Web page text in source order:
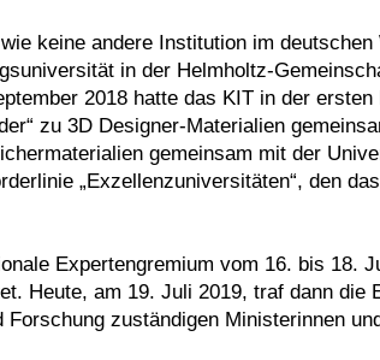
keine andere Institution im
in der Helmholtz-
2018 hatte das KIT in der
zu 3D Designer-Materialien
gemeinsam mit der
„Exzellenzuniversitäten“, den
Expertengremium vom 16. bis 18.
Heute, am 19. Juli 2019, traf dann
zuständigen Ministerinnen